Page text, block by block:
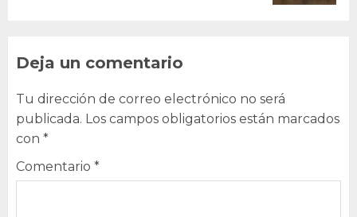
Deja un comentario
Tu dirección de correo electrónico no será
publicada. Los campos obligatorios están marcados
con *
Comentario *